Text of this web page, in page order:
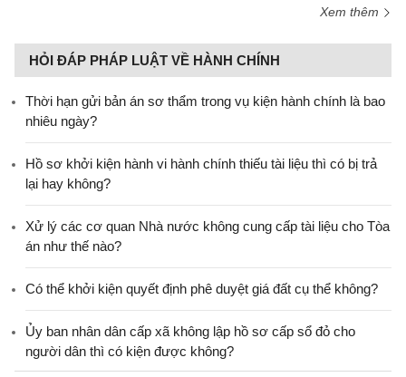
Xem thêm
HỎI ĐÁP PHÁP LUẬT VỀ HÀNH CHÍNH
Thời hạn gửi bản án sơ thẩm trong vụ kiện hành chính là bao
nhiêu ngày?
Hồ sơ khởi kiện hành vi hành chính thiếu tài liệu thì có bị trả
lại hay không?
Xử lý các cơ quan Nhà nước không cung cấp tài liệu cho Tòa
án như thế nào?
Có thể khởi kiện quyết định phê duyệt giá đất cụ thể không?
Ủy ban nhân dân cấp xã không lập hồ sơ cấp sổ đỏ cho
người dân thì có kiện được không?